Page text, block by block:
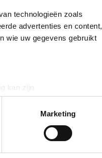
technologieën zoals
advertenties en content,
wie uw gegevens gebruikt
kan zijn
detailgedeeltein. U kunt uw
Marketing